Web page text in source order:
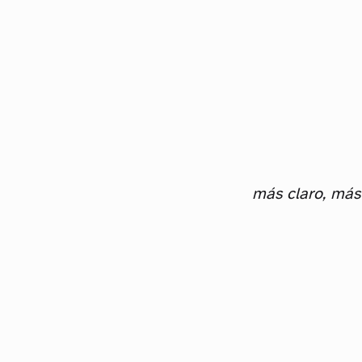
más claro,